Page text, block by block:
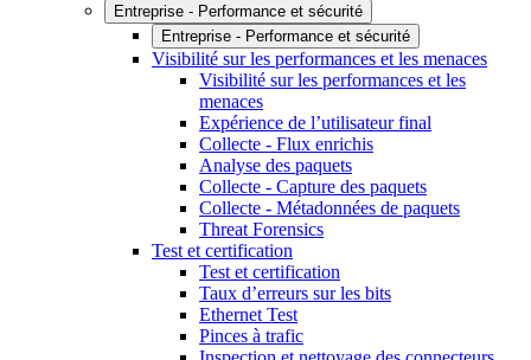
Entreprise - Performance et sécurité
Entreprise - Performance et sécurité
Visibilité sur les performances et les menaces
Visibilité sur les performances et les
menaces
Expérience de l’utilisateur final
Collecte - Flux enrichis
Analyse des paquets
Collecte - Capture des paquets
Collecte - Métadonnées de paquets
Threat Forensics
Test et certification
Test et certification
Taux d’erreurs sur les bits
Ethernet Test
Pinces à trafic